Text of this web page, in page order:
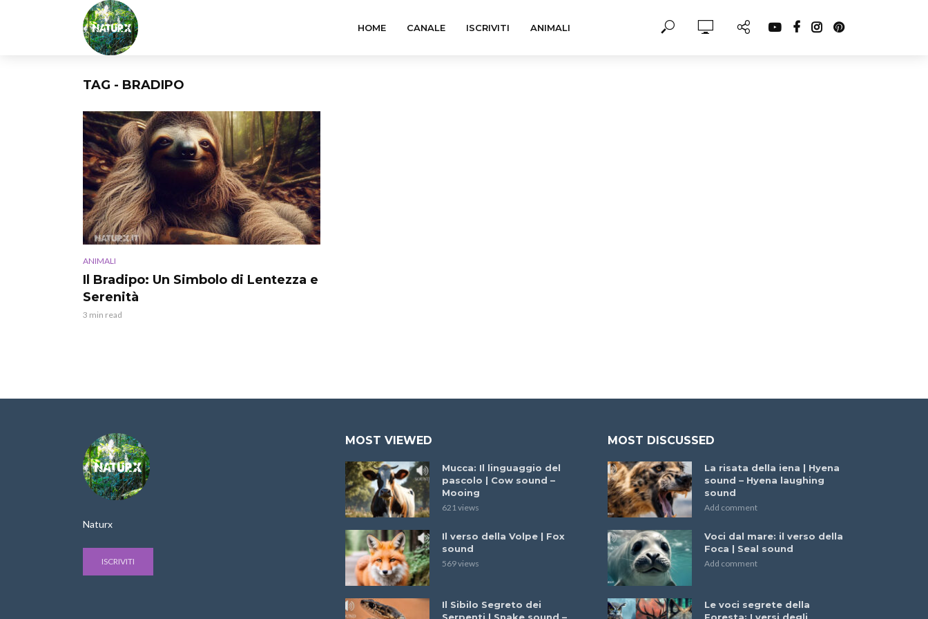
HOME CANALE ISCRIVITI ANIMALI
TAG - BRADIPO
ANIMALI
Il Bradipo: Un Simbolo di Lentezza e
Serenità
3 min read
Naturx
ISCRIVITI
MOST VIEWED
Mucca: Il linguaggio del
pascolo | Cow sound –
Mooing
621 views
Il verso della Volpe | Fox
sound
569 views
Il Sibilo Segreto dei
MOST DISCUSSED
La risata della iena | Hyena
sound – Hyena laughing
sound
Add comment
Voci dal mare: il verso della
Foca | Seal sound
Add comment
Le voci segrete della